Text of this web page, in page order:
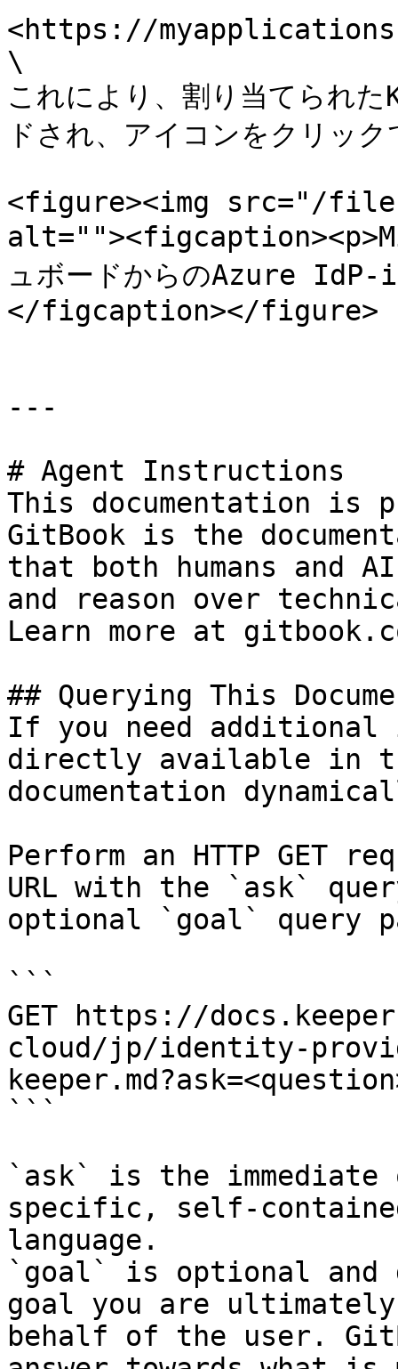
<https://
\
これにより、割り当てられ
ドされ、アイコンをクリッ
<figure><img src="/files/
ュボードからのAzure
</figcaption></figure>
---
# Agent Instructions
This documentation is
GitBook is the
that both humans and
and reason over
Learn more at
## Querying This
If you need
directly available in
documentation
Perform an HTTP GET
URL with the `ask`
optional `goal` query
```
GET https://
cloud/jp/identity-
```
`ask` is the
specific, self-
language.
`goal` is optional and
goal you are
behalf of the user.